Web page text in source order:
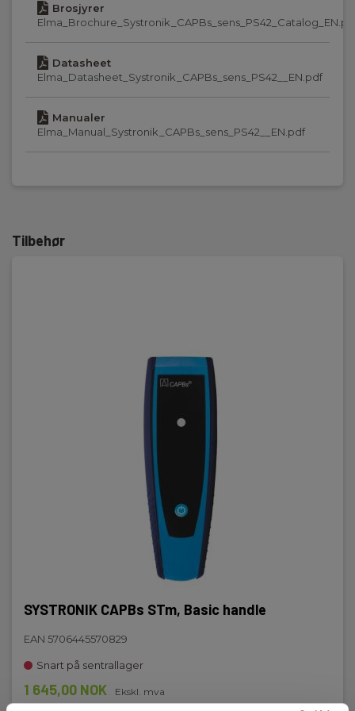
H x B x D:
89 m x 45 m x 35 m
Vægt
Nettovekt:
100 g
Brosjyrer
Datasheet
Elma_Datasheet_Systronik_CAPBs_sens_PS42__EN.pdf
Manualer
Elma_Manual_Systronik_CAPBs_sens_PS42__EN.pdf
Tilbehør
SYSTRONIK CAPBs STm, Basic handle
EAN 5706445570829
Snart på sentrallager
1 645,00 NOK Ekskl. mva